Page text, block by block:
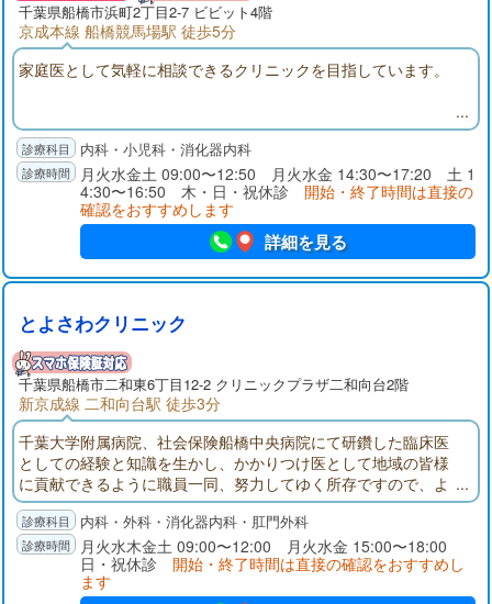
千葉県船橋市浜町2丁目2-7 ビビット4階
京成本線 船橋競馬場駅 徒歩5分
家庭医として気軽に相談できるクリニックを目指しています。
内科・小児科・消化器内科
月火水金土 09:00〜12:50 月火水金 14:30〜17:20 土 1
4:30〜16:50 木・日・祝休診 開始・終了時間は直接の
確認をおすすめします
詳細を見る
とよさわクリニック
千葉県船橋市二和東6丁目12-2 クリニックプラザ二和向台2階
新京成線 二和向台駅 徒歩3分
千葉大学附属病院、社会保険船橋中央病院にて研鑽した臨床医
としての経験と知識を生かし、かかりつけ医として地域の皆様
に貢献できるように職員一同、努力してゆく所存ですので、よ
ろしくお願いいたします。
内科・外科・消化器内科・肛門外科
月火水木金土 09:00〜12:00 月火水金 15:00〜18:00
日・祝休診 開始・終了時間は直接の確認をおすすめし
ます